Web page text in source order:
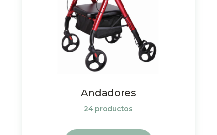
Andadores
24 productos